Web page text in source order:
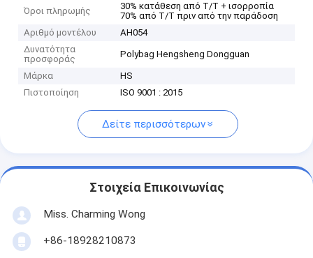
Όροι πληρωμής
30% κατάθεση από T/T + ισορροπία
70% από T/T πριν από την παράδοση
Αριθμό μοντέλου
AH054
Δυνατότητα
προσφοράς
Polybag Hengsheng Dongguan
Μάρκα
HS
Πιστοποίηση
ISO 9001 : 2015
Δείτε περισσότερων
Στοιχεία Επικοινωνίας
Miss. Charming Wong
+86-18928210873